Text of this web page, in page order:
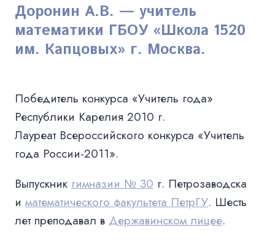
Доронин А.В. — учитель
математики ГБОУ «Школа 1520
им. Капцовых» г. Москва.
Победитель конкурса «Учитель года»
Республики Карелия 2010 г.
Лауреат Всероссийского конкурса «Учитель
года России-2011».
Выпускник гимназии № 30 г. Петрозаводска
и математического факультета ПетрГУ. Шесть
лет преподавал в Державинском лицее.